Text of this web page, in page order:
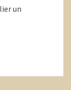
un